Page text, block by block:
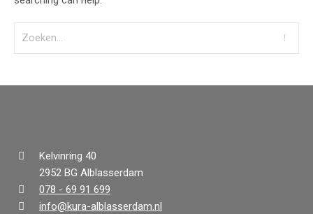
Kelvinring 40
2952 BG Alblasserdam
078 - 69 91 699
info@kura-alblasserdam.nl